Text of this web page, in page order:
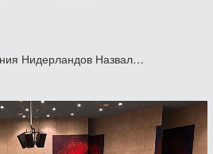
Нидерландов Назвал…